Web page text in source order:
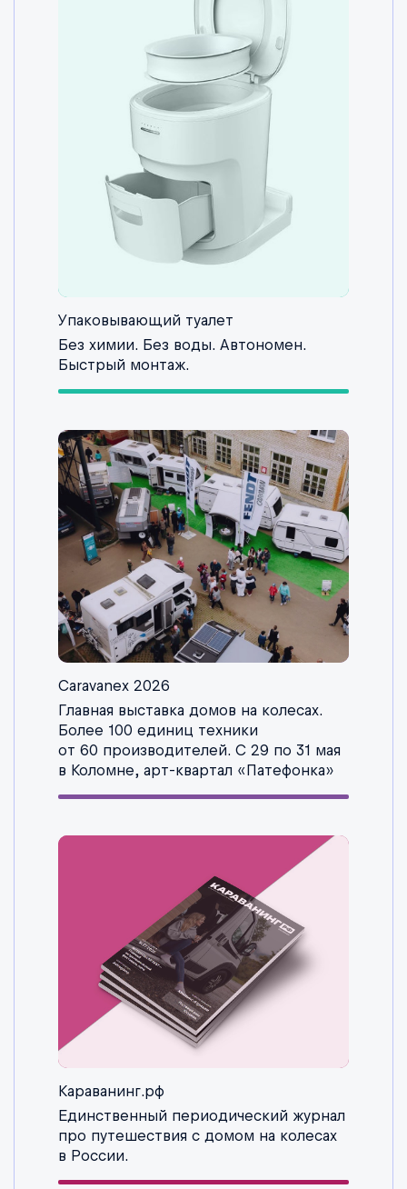
Упаковывающий туалет
Без химии. Без воды. Автономен.
Быстрый монтаж.
Caravanex 2026
Главная выставка домов на колесах.
Более 100 единиц техники
от 60 производителей. С 29 по 31 мая
в Коломне, арт-квартал «Патефонка»
Караванинг.рф
Единственный периодический журнал
про путешествия с домом на колесах
в России.